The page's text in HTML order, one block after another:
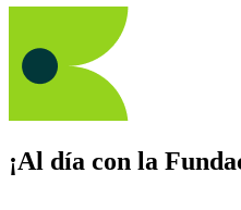
¡Al día con la